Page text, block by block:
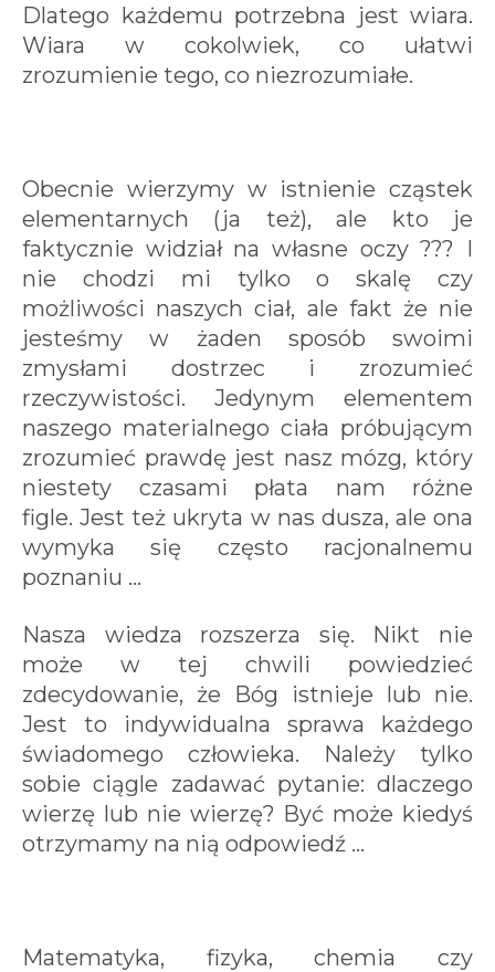
Dlatego każdemu potrzebna jest wiara.
Wiara w cokolwiek, co ułatwi
zrozumienie tego, co niezrozumiałe.
Obecnie wierzymy w istnienie cząstek
elementarnych (ja też), ale kto je
faktycznie widział na własne oczy ??? I
nie chodzi mi tylko o skalę czy
możliwości naszych ciał, ale fakt że nie
jesteśmy w żaden sposób swoimi
zmysłami dostrzec i zrozumieć
rzeczywistości. Jedynym elementem
naszego materialnego ciała próbującym
zrozumieć prawdę jest nasz mózg, który
niestety czasami płata nam różne
figle. Jest też ukryta w nas dusza, ale ona
wymyka się często racjonalnemu
poznaniu ...
Nasza wiedza rozszerza się. Nikt nie
może w tej chwili powiedzieć
zdecydowanie, że Bóg istnieje lub nie.
Jest to indywidualna sprawa każdego
świadomego człowieka. Należy tylko
sobie ciągle zadawać pytanie: dlaczego
wierzę lub nie wierzę? Być może kiedyś
otrzymamy na nią odpowiedź ...
Matematyka, fizyka, chemia czy